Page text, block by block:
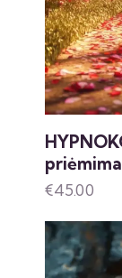
€45.00